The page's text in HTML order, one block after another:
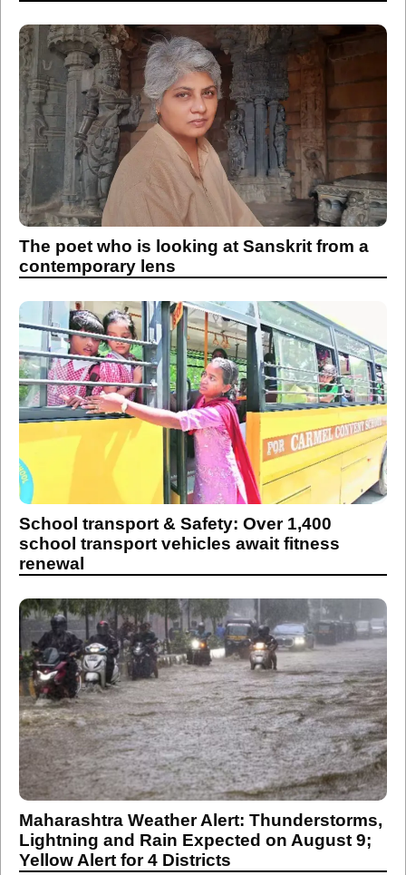
The poet who is looking at Sanskrit from a
contemporary lens
School transport & Safety: Over 1,400
school transport vehicles await fitness
renewal
Maharashtra Weather Alert: Thunderstorms,
Lightning and Rain Expected on August 9;
Yellow Alert for 4 Districts